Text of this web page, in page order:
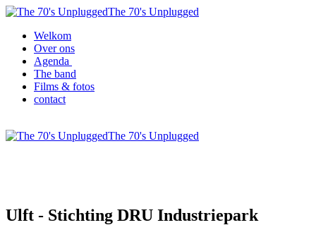
The 70's Unplugged
Welkom
Over ons
Agenda
The band
Films & fotos
contact
The 70's Unplugged
Ulft - Stichting DRU Industriepark